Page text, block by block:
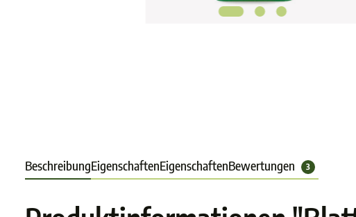
BeschreibungEigenschaftenEigenschaftenBewertungen 3